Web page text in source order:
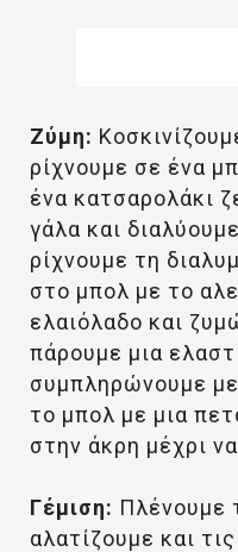
Ζύμη:
ρίχνουμε σε ένα
ένα κατσαρολάκι
γάλα και
ρίχνουμε τη
στο μπολ με το
ελαιόλαδο και
πάρουμε μια
συμπληρώνουμε
το μπολ με μια
στην άκρη μέχρι
Γέμιση: Πλένουμε
αλατίζουμε και